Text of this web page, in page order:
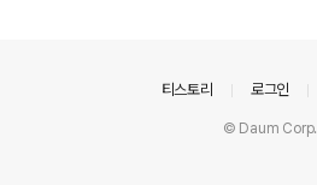
티스토리 로그인
© Daum Corp.